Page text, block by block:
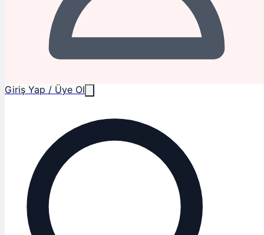
Giriş Yap / Üye Ol